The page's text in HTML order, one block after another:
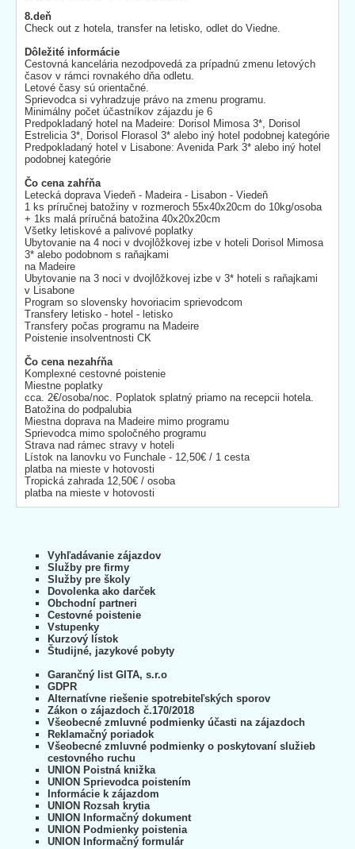
8.deň
Check out z hotela, transfer na letisko, odlet do Viedne.
Dôležité informácie
Cestovná kancelária nezodpovedá za prípadnú zmenu letových
časov v rámci rovnakého dňa odletu.
Letové časy sú orientačné.
Sprievodca si vyhradzuje právo na zmenu programu.
Minimálny počet účastníkov zájazdu je 6
Predpokladaný hotel na Madeire: Dorisol Mimosa 3*, Dorisol
Estrelicia 3*, Dorisol Florasol 3* alebo iný hotel podobnej kategórie
Predpokladaný hotel v Lisabone: Avenida Park 3* alebo iný hotel
podobnej kategórie
Čo cena zahŕňa
Letecká doprava Viedeň - Madeira - Lisabon - Viedeň
1 ks príručnej batožiny v rozmeroch 55x40x20cm do 10kg/osoba
+ 1ks malá príručná batožina 40x20x20cm
Všetky letiskové a palivové poplatky
Ubytovanie na 4 noci v dvojlôžkovej izbe v hoteli Dorisol Mimosa
3* alebo podobnom s raňajkami
na Madeire
Ubytovanie na 3 noci v dvojlôžkovej izbe v 3* hoteli s raňajkami
v Lisabone
Program so slovensky hovoriacim sprievodcom
Transfery letisko - hotel - letisko
Transfery počas programu na Madeire
Poistenie insolventnosti CK
Čo cena nezahŕňa
Komplexné cestovné poistenie
Miestne poplatky
cca. 2€/osoba/noc. Poplatok splatný priamo na recepcii hotela.
Batožina do podpalubia
Miestna doprava na Madeire mimo programu
Sprievodca mimo spoločného programu
Strava nad rámec stravy v hoteli
Lístok na lanovku vo Funchale - 12,50€ / 1 cesta
platba na mieste v hotovosti
Tropická zahrada 12,50€ / osoba
platba na mieste v hotovosti
Vyhľadávanie zájazdov
Služby pre firmy
Služby pre školy
Dovolenka ako darček
Obchodní partneri
Cestovné poistenie
Vstupenky
Kurzový lístok
Študijné, jazykové pobyty
Garančný list GITA, s.r.o
GDPR
Alternatívne riešenie spotrebiteľských sporov
Zákon o zájazdoch č.170/2018
Všeobecné zmluvné podmienky účasti na zájazdoch
Reklamačný poriadok
Všeobecné zmluvné podmienky o poskytovaní služieb
cestovného ruchu
UNION Poistná knižka
UNION Sprievodca poistením
Informácie k zájazdom
UNION Rozsah krytia
UNION Informačný dokument
UNION Podmienky poistenia
UNION Informačný formulár